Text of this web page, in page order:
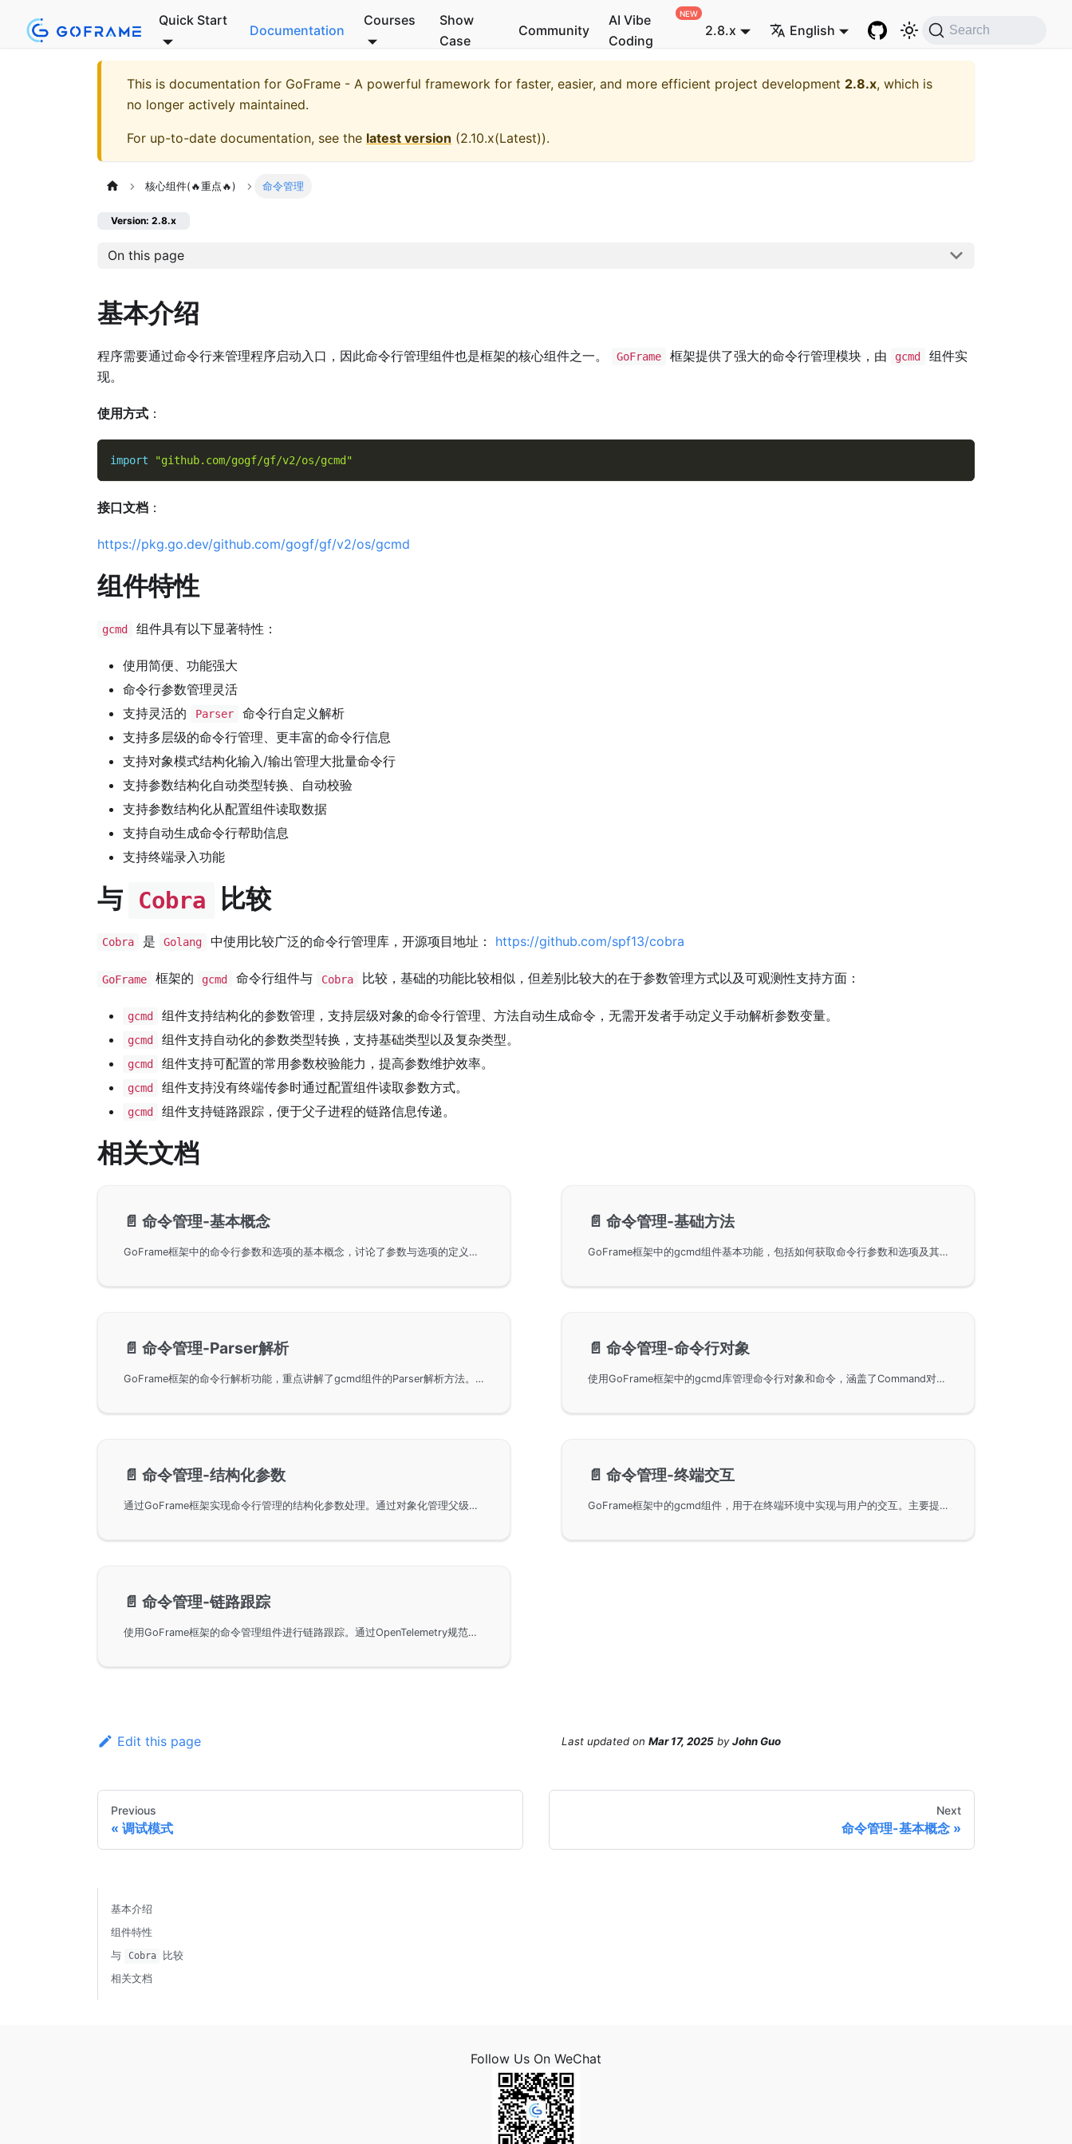
Quick Start
Documentation
Courses
Show
Case
Community
AI Vibe
Coding
2.8.x English Search
This is documentation for GoFrame - A powerful framework for faster, easier, and more efficient project development 2.8.x, which is
no longer actively maintained.
For up-to-date documentation, see the latest version (2.10.x(Latest)).
核心组件(🔥重点🔥) 命令管理
Version: 2.8.x
On this page
基本介绍
程序需要通过命令行来管理程序启动入口，因此命令行管理组件也是框架的核心组件之一。 GoFrame 框架提供了强大的命令行管理模块，由 gcmd
组件实
现。
使用方式 ：
import "github.com/gogf/gf/v2/os/gcmd"
接口文档 ：
https://pkg.go.dev/github.com/gogf/gf/v2/os/gcmd
组件特性
gcmd 组件具有以下显著特性：
使用简便、功能强大
命令行参数管理灵活
支持灵活的
Parser
命令行自定义解析
支持多层级的命令行管理、更丰富的命令行信息
支持对象模式结构化输入/输出管理大批量命令行
支持参数结构化自动类型转换、自动校验
支持参数结构化从配置组件读取数据
支持自动生成命令行帮助信息
支持终端录入功能
与 Cobra 比较
Cobra 是 Golang 中使用比较广泛的命令行管理库，开源项目地址： https://github.com/spf13/cobra
GoFrame 框架的 gcmd 命令行组件与 Cobra 比较，基础的功能比较相似，但差别比较大的在于参数管理方式以及可观测性支持方面：
gcmd 组件支持结构化的参数管理，支持层级对象的命令行管理、方法自动生成命令，无需开发者手动定义手动解析参数变量。
gcmd 组件支持自动化的参数类型转换，支持基础类型以及复杂类型。
gcmd 组件支持可配置的常用参数校验能力，提高参数维护效率。
gcmd 组件支持没有终端传参时通过配置组件读取参数方式。
gcmd 组件支持链路跟踪，便于父子进程的链路信息传递。
相关文档
📄️ 命令管理-基本概念
GoFrame框架中的命令行参数和选项的基本概念，讨论了参数与选项的定义、区别及其在命令行中的表现方式。详细解释了选项与参数的解析规则，包括使用等号连接选项与数据的情况。并提供了gcmd组件在GoFrame中的实现细节和使用示例，以帮助用户更好地管理命令行输入。
📄️ 命令管理-基础方法
GoFrame框架中的gcmd组件基本功能，包括如何获取命令行参数和选项及其常用方法。通过示例讲解如何使用Init方法自定义命令行数据，以及如何利用GetArg和GetOpt方法分别获取命令行参数和选项，详细展示了参数获取和选项获取的实现，帮助开发者快速掌握GoFrame中的命令管理功能。
📄️ 命令管理-Parser解析
GoFrame框架的命令行解析功能，重点讲解了gcmd组件的Parser解析方法。通过自定义选项名称和数值解析，能够高效管理和解析命令行选项。包括代码示例和详细的接口文档，帮助开发者理解和应用于实际项目中。
📄️ 命令管理-命令行对象
使用GoFrame框架中的gcmd库管理命令行对象和命令，涵盖了Command对象的定义、回调方法的使用以及命令的层级管理。同时，提供了在GoFrame框架下启动HTTP和gRPC服务的命令行实现示例，展示了如何为命令增加子命令，并自动生成帮助信息。
📄️ 命令管理-结构化参数
通过GoFrame框架实现命令行管理的结构化参数处理。通过对象化管理父级及子级命令，定义规范化的输入参数对象，实现命令行的自动数据转换及校验功能。通过GoFrame的框架开发工具，用户可以轻松管理多个命令行项目，支持从配置中读取数据，提升项目的开发效率和稳定性。
📄️ 命令管理-终端交互
GoFrame框架中的gcmd组件，用于在终端环境中实现与用户的交互。主要提供了Scan和Scanf两个核心方法，通过这些方法可以便捷地从终端读取用户输入，并在命令行界面中进行交互展示。这些实用功能适用于需要与用户数据输入交互的命令行程序开发。
📄️ 命令管理-链路跟踪
使用GoFrame框架的命令管理组件进行链路跟踪。通过OpenTelemetry规范，使用GoFrame可以实现跨进程的链路跟踪，特别适用于临时运行的进程。示例中展示了如何通过主进程调用子进程，并自动传递链路信息。
Edit this page Last updated on Mar 17, 2025 byJohn Guo
Previous
调试模式
Next
命令管理-基本概念
基本介绍
组件特性
与
Cobra
比较
相关文档
Follow Us On WeChat